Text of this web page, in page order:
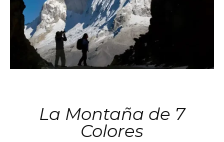
La Montaña de 7
Colores